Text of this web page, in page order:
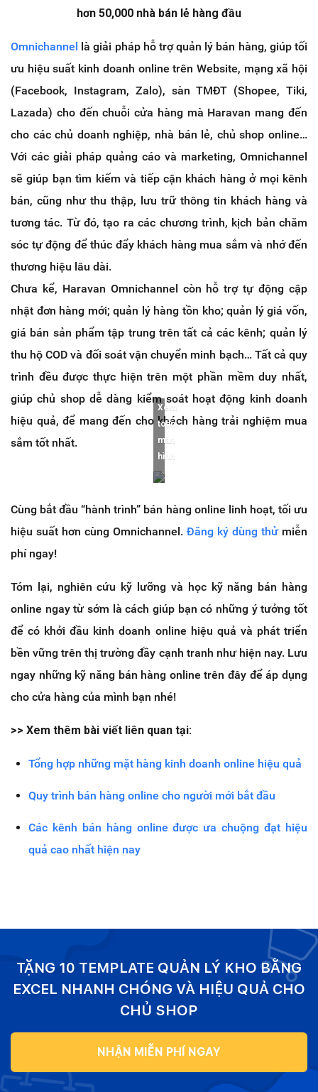
hơn 50,000 nhà bán lẻ hàng đầu
Omnichannel
là giải pháp hỗ trợ quản lý bán hàng, giúp tối
ưu hiệu suất kinh doanh online trên Website, mạng xã hội
(Facebook, Instagram, Zalo), sàn TMĐT (Shopee, Tiki,
Lazada) cho đến chuỗi cửa hàng mà Haravan mang đến
cho các chủ doanh nghiệp, nhà bán lẻ, chủ shop online…
Với các giải pháp quảng cáo và marketing, Omnichannel
sẽ giúp bạn tìm kiếm và tiếp cận khách hàng ở mọi kênh
bán, cũng như thu thập, lưu trữ thông tin khách hàng và
tương tác. Từ đó, tạo ra các chương trình, kịch bản chăm
sóc tự động để thúc đẩy khách hàng mua sắm và nhớ đến
thương hiệu lâu dài.
Chưa kể, Haravan Omnichannel còn hỗ trợ tự động cập
nhật đơn hàng mới; quản lý hàng tồn kho; quản lý giá vốn,
giá bán sản phẩm tập trung trên tất cả các kênh; quản lý
thu hộ COD và đối soát vận chuyển minh bạch… Tất cả quy
trình đều được thực hiện trên một phần mềm duy nhất,
giúp chủ shop dễ dàng kiểm soát hoạt động kinh doanh
hiệu quả, để mang đến cho khách hàng trải nghiệm mua
sắm tốt nhất.
Xem
toàn
màn
hình
Cùng bắt đầu “hành trình” bán hàng online linh hoạt, tối ưu
hiệu suất hơn cùng Omnichannel. Đăng ký dùng thửmiễn
phí ngay!
Tóm lại, nghiên cứu kỹ lưỡng và học kỹ năng bán hàng
online ngay từ sớm là cách giúp bạn có những ý tưởng tốt
để có khởi đầu kinh doanh online hiệu quả và phát triển
bền vững trên thị trường đầy cạnh tranh như hiện nay. Lưu
ngay những kỹ năng bán hàng online trên đây để áp dụng
cho cửa hàng của mình bạn nhé!
>> Xem thêm bài viết liên quan tại:
Tổng hợp những mặt hàng kinh doanh online hiệu quả
Quy trình bán hàng online cho người mới bắt đầu
Các kênh bán hàng online được ưa chuộng đạt hiệu
quả cao nhất hiện nay
TẶNG 10 TEMPLATE QUẢN LÝ KHO BẰNG
EXCEL NHANH CHÓNG VÀ HIỆU QUẢ CHO
CHỦ SHOP
NHẬN MIỄN PHÍ NGAY